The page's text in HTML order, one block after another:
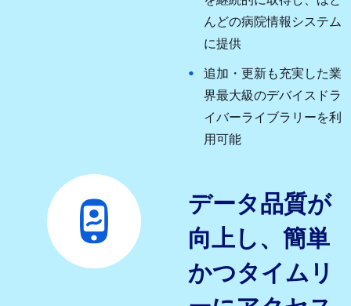
んどの病院情報システム
に提供
追加・更新も充実した業
界最大級のデバイスドラ
イバーライブラリーを利
用可能
データ品質が
向上し、簡単
かつタイムリ